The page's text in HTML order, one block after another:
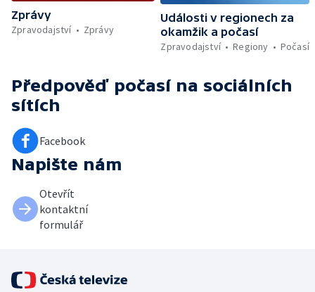
Zprávy
Zpravodajství
Zprávy
Události v regionech za
okamžik a počasí
Zpravodajství
Regiony Počasí
Předpověď počasí na sociálních
sítích
Facebook
Napište nám
Otevřít
kontaktní
formulář